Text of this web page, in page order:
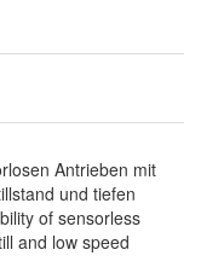
Antrieben mit
und tiefen
of sensorless
and low speed